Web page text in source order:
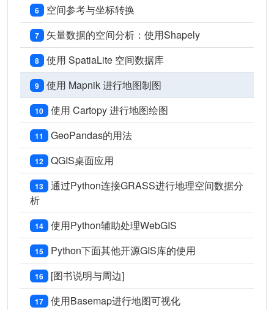
6 空间参考与坐标转换
7 矢量数据的空间分析：使用Shapely
8 使用 SpatiaLite 空间数据库
9 使用 Mapnik 进行地图制图
10 使用 Cartopy 进行地图绘图
11 GeoPandas的用法
12 QGIS桌面应用
13
通过Python连接GRASS进行地理空间数据分
析
14 使用Python辅助处理WebGIS
15 Python下面其他开源GIS库的使用
16 [图书说明与周边]
17 使用Basemap进行地图可视化